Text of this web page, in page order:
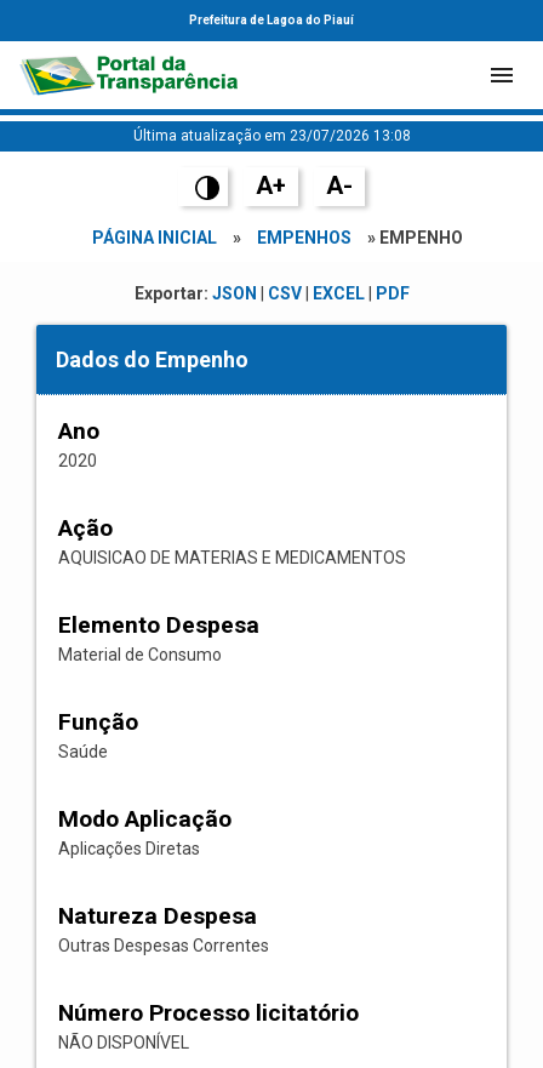
Prefeitura de Lagoa do Piauí
Última atualização em 23/07/2026 13:08
A+ A-
PÁGINA INICIAL » EMPENHOS » EMPENHO
Exportar: JSON CSV| EXCEL| PDF
Dados do Empenho
Ano
2020
Ação
AQUISICAO DE MATERIAS E MEDICAMENTOS
Elemento Despesa
Material de Consumo
Função
Saúde
Modo Aplicação
Aplicações Diretas
Natureza Despesa
Outras Despesas Correntes
Número Processo licitatório
NÃO DISPONÍVEL